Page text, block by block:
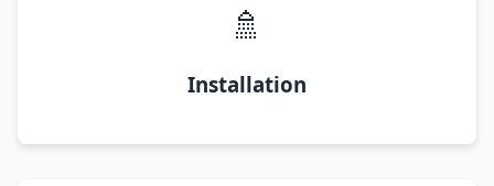
🚿
Installation